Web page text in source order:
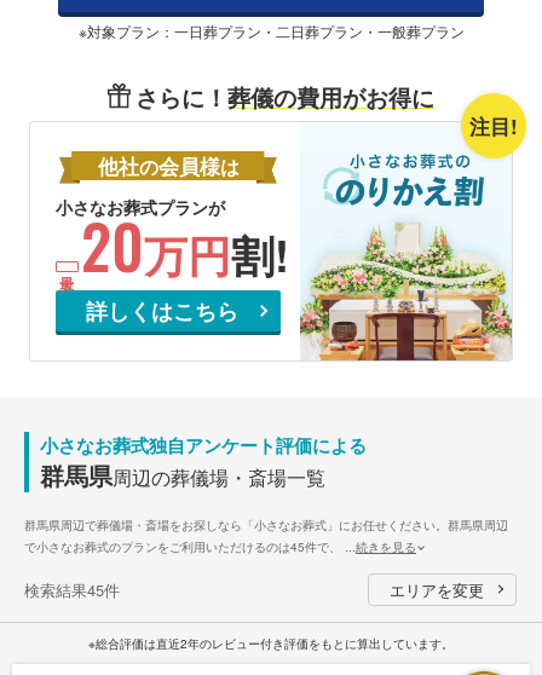
※対象プラン：一日葬プラン・二日葬プラン・一般葬プラン
さらに！葬儀の費用がお得に
注目!
他社の会員様は
小さなお葬式プランが
20万円割!
詳しくはこちら
小さなお葬式独自アンケート評価による
群馬県周辺の葬儀場・斎場一覧
群馬県周辺で葬儀場・斎場をお探しなら「小さなお葬式」にお任せください。群馬県周辺
で小さなお葬式のプランをご利用いただけるのは45件で、 ...続きを見る
検索結果45件 エリアを変更
※総合評価は直近2年のレビュー付き評価をもとに算出しています。